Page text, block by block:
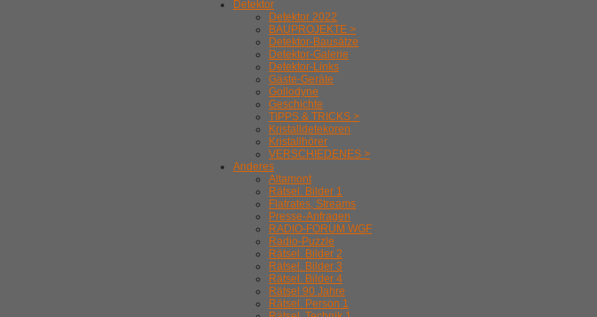
Detektor
Detektor 2022
BAUPROJEKTE >
Detektor-Bausätze
Detektor-Galerie
Detektor-Links
Gäste-Geräte
Gollodyne
Geschichte
TIPPS & TRICKS >
Kristalldetekoren
Kristallhörer
VERSCHIEDENES >
Anderes
Altamont
Rätsel. Bilder 1
Flatrates, Streams
Presse-Anfragen
RADIO-FORUM WGF
Radio-Puzzle
Rätsel. Bilder 2
Rätsel. Bilder 3
Rätsel. Bilder 4
Rätsel 90 Jahre
Rätsel. Person 1